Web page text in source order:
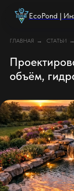
EcoPond |
ГЛАВНАЯ → СТАТЬИ →
объём,